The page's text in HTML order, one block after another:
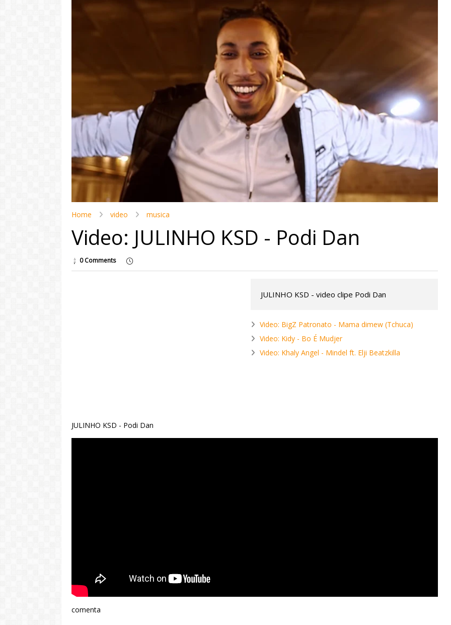
Home video musica
Video: JULINHO KSD - Podi Dan
0 Comments
JULINHO KSD - video clipe Podi Dan
Video: BigZ Patronato - Mama dimew (Tchuca)
Video: Kidy - Bo É Mudjer
Video: Khaly Angel - Mindel ft. Elji Beatzkilla
JULINHO KSD - Podi Dan
comenta
"Com 16 anos fui para cama
com o Presidente "
LER MAIS
Video: Caboverdiana konta
motivo ki fazel larga
Portugal pa volta pa Cabo
Verde
LER MAIS
Video: Mãe e Pai
surpreendido na Cabo
Verde. Es ka sa speraba
LER MAIS